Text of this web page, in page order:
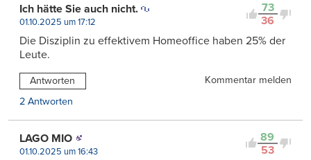
73
36
Ich hätte Sie auch nicht.
01.10.2025 um 17:12
Die Disziplin zu effektivem Homeoffice haben 25% der
Leute.
Antworten
Kommentar melden
2 Antworten
89
53
LAGO MIO
01.10.2025 um 16:43